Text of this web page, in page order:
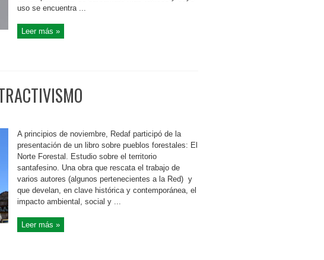
uso se encuentra ...
Leer más »
A principios de noviembre, Redaf participó de la
presentación de un libro sobre pueblos forestales: El
Norte Forestal. Estudio sobre el territorio
santafesino. Una obra que rescata el trabajo de
varios autores (algunos pertenecientes a la Red) y
que develan, en clave histórica y contemporánea, el
impacto ambiental, social y ...
Leer más »